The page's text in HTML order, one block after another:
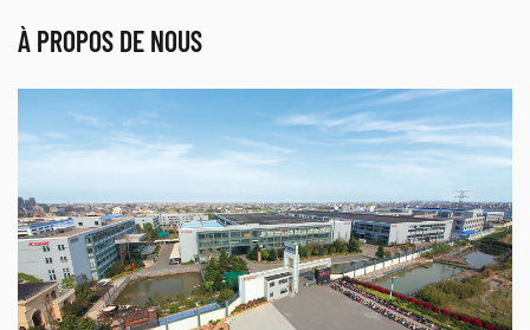
À PROPOS DE NOUS